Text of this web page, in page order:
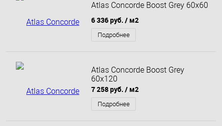
Atlas Concorde Boost Grey 60x60
6 336 руб. / м2
Подробнее
Atlas Concorde Boost Grey
60x120
7 258 руб. / м2
Подробнее